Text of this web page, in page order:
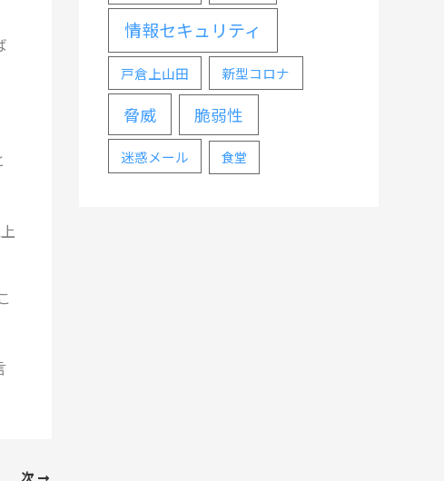
情報セキュリティ
戸倉上山田 新型コロナ
脅威 脆弱性
迷惑メール 食堂